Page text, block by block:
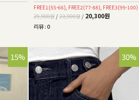
FREE1(55-66), FREE2(77-88), FREE3(99-100)
29,900원 / 23,900원 / 20,300원
리뷰 : 0
15% 30%